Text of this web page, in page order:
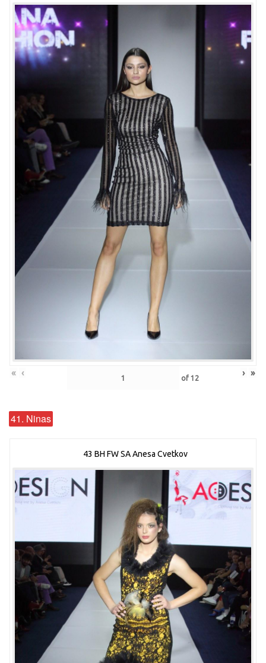
« ‹ of 12 › »
41. Ninas
43 BH FW SA Anesa Cvetkov